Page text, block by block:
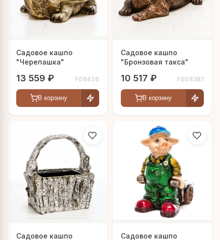
Садовое кашпо
"Черепашка"
13 559 ₽ F08436
В корзину
Садовое кашпо
"Бронзовая такса"
10 517 ₽ FS08381
В корзину
Садовое кашпо Садовое кашпо